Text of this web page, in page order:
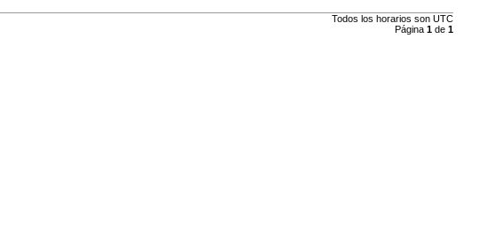
Todos los horarios son UTC
Página 1de 1